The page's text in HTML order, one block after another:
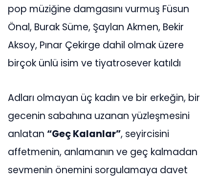
pop müziğine damgasını vurmuş Füsun
Önal, Burak Süme, Şaylan Akmen, Bekir
Aksoy, Pınar Çekirge dahil olmak üzere
birçok ünlü isim ve tiyatrosever katıldı
Adları olmayan üç kadın ve bir erkeğin, bir
gecenin sabahına uzanan yüzleşmesini
anlatan “Geç Kalanlar”, seyircisini
affetmenin, anlamanın ve geç kalmadan
sevmenin önemini sorgulamaya davet